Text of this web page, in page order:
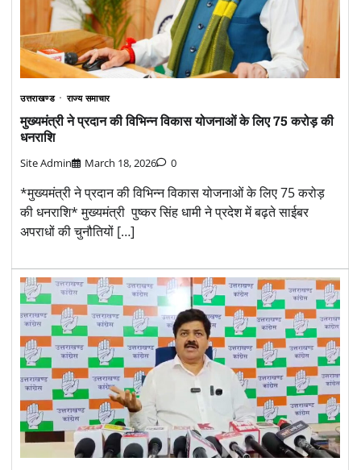
उत्तराखण्ड राज्य समाचार
मुख्यमंत्री ने प्रदान की विभिन्न विकास योजनाओं के लिए 75 करोड़ की
धनराशि
Site Admin March 18, 2026 0
*मुख्यमंत्री ने प्रदान की विभिन्न विकास योजनाओं के लिए 75 करोड़
की धनराशि* मुख्यमंत्री पुष्कर सिंह धामी ने प्रदेश में बढ़ते साईबर
अपराधों की चुनौतियों […]